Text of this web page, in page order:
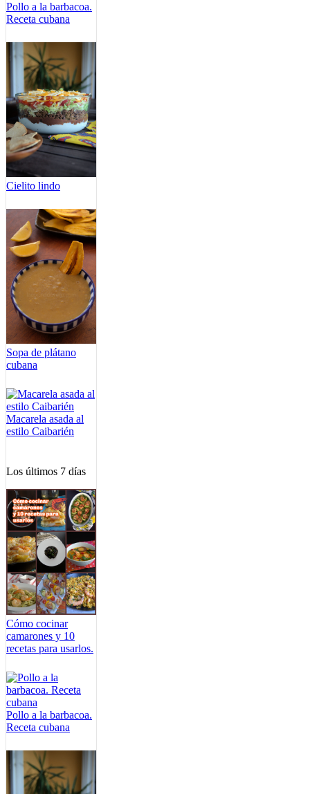
Pollo a la barbacoa.
Receta cubana
Cielito lindo
Sopa de plátano
cubana
Macarela asada al
estilo Caibarién
Los últimos 7 días
Cómo cocinar
camarones y 10
recetas para usarlos.
Pollo a la barbacoa.
Receta cubana